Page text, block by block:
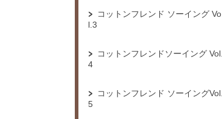
コットンフレンド ソーイング Vo
l.3
コットンフレンドソーイング Vol.
4
コットンフレンド ソーイングVol.
5